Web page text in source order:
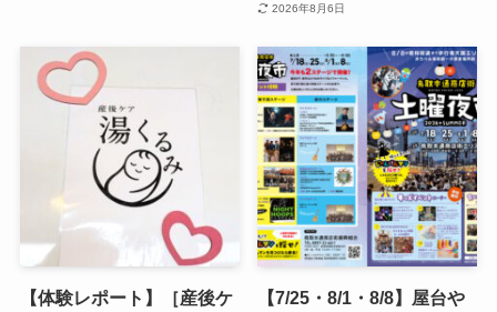
2026年8月6日
【体験レポート】［産後ケ
【7/25・8/1・8/8】屋台や